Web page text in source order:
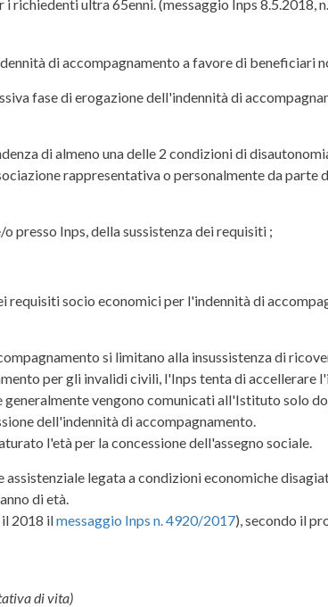
ultra 65enni. (messaggio Inps 8.5.2018,
di accompagnamento a favore di beneficiari
fase di erogazione dell'indennità di
di almeno una delle 2 condizioni di
rappresentativa o personalmente da parte
presso Inps, della sussistenza dei requisiti ;
socio economici per l'indennità di
si limitano alla insussistenza di
per gli invalidi civili, l'Inps tenta di
vengono comunicati all'Istituto solo
dell'indennità di accompagnamento.
l'età per la concessione dell'assegno sociale.
legata a condizioni economiche
di età.
2018 ilmessaggio Inps n. 4920/2017), secondo il
di vita)